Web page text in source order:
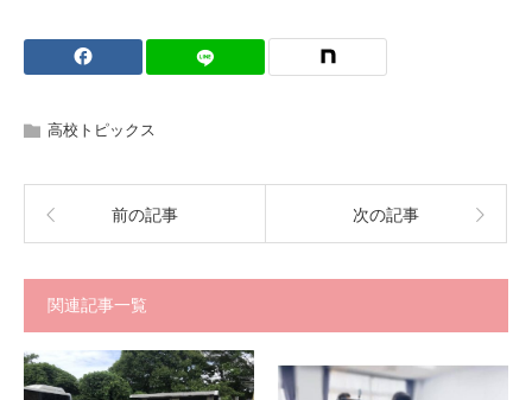
高校トピックス
前の記事 次の記事
関連記事一覧